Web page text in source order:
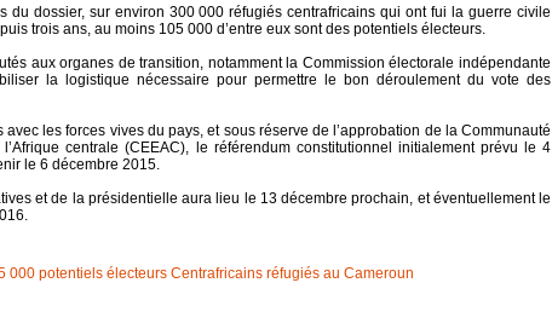
du dossier, sur environ 300 000 réfugiés centrafricains qui ont fui la guerre civile
trois ans, au moins 105 000 d’entre eux sont des potentiels électeurs.
aux organes de transition, notamment la Commission électorale indépendante
la logistique nécessaire pour permettre le bon déroulement du vote des
les forces vives du pays, et sous réserve de l’approbation de la Communauté
centrale (CEEAC), le référendum constitutionnel initialement prévu le 4
le 6 décembre 2015.
et de la présidentielle aura lieu le 13 décembre prochain, et éventuellement le